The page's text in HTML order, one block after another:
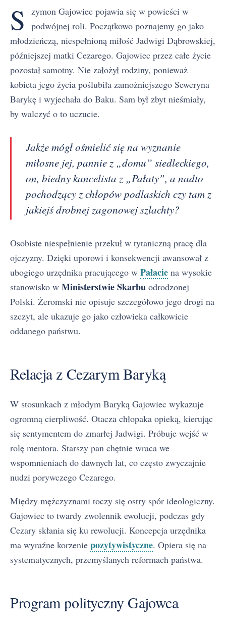
S
zymon Gajowiec pojawia się w powieści w
podwójnej roli. Początkowo poznajemy go jako
młodzieńczą, niespełnioną miłość Jadwigi Dąbrowskiej,
późniejszej matki Cezarego. Gajowiec przez całe życie
pozostał samotny. Nie założył rodziny, ponieważ
kobieta jego życia poślubiła zamożniejszego Seweryna
Barykę i wyjechała do Baku. Sam był zbyt nieśmiały,
by walczyć o to uczucie.
Jakże mógł ośmielić się na wyznanie
miłosne jej, pannie z „domu” siedleckiego,
on, biedny kancelista z „Pałaty”, a nadto
pochodzący z chłopów podlaskich czy tam z
jakiejś drobnej zagonowej szlachty?
Osobiste niespełnienie przekuł w tytaniczną pracę dla
ojczyzny. Dzięki uporowi i konsekwencji awansował z
ubogiego urzędnika pracującego w Pałacie na wysokie
stanowisko w Ministerstwie Skarbu odrodzonej
Polski. Żeromski nie opisuje szczegółowo jego drogi na
szczyt, ale ukazuje go jako człowieka całkowicie
oddanego państwu.
Relacja z Cezarym Baryką
W stosunkach z młodym Baryką Gajowiec wykazuje
ogromną cierpliwość. Otacza chłopaka opieką, kierując
się sentymentem do zmarłej Jadwigi. Próbuje wejść w
rolę mentora. Starszy pan chętnie wraca we
wspomnieniach do dawnych lat, co często zwyczajnie
nudzi porywczego Cezarego.
Między mężczyznami toczy się ostry spór ideologiczny.
Gajowiec to twardy zwolennik ewolucji, podczas gdy
Cezary skłania się ku rewolucji. Koncepcja urzędnika
ma wyraźne korzenie pozytywistyczne. Opiera się na
systematycznych, przemyślanych reformach państwa.
Program polityczny Gajowca